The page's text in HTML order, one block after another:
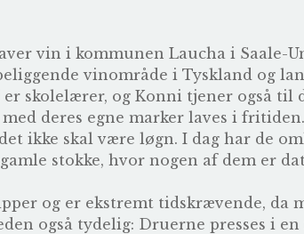
vin i kommunen Laucha i Saale-
vinområde i Tyskland og
skolelærer, og Konni tjener også til
deres egne marker laves i
ikke skal være løgn. I dag har de
stokke, hvor nogen af dem er
og er ekstremt tidskrævende, da
også tydelig: Druerne presses i